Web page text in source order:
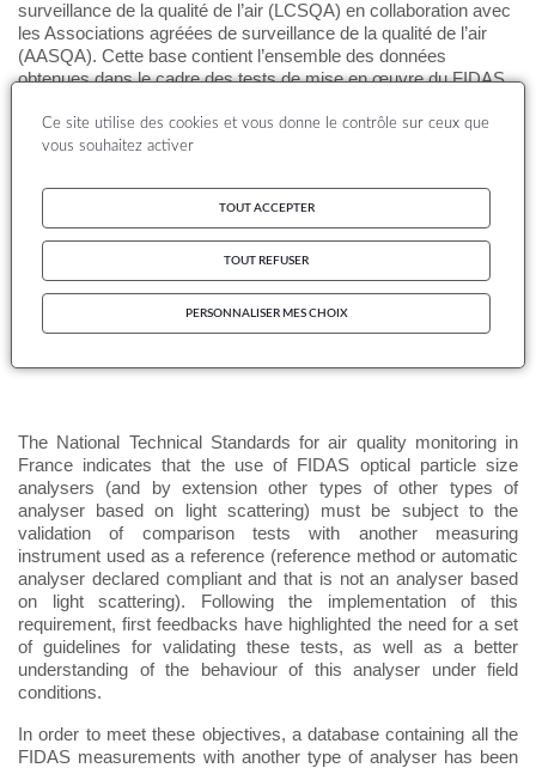
surveillance de la qualité de l’air (LCSQA) en collaboration avec
les Associations agréées de surveillance de la qualité de l’air
(AASQA). Cette base contient l’ensemble des données
obtenues dans le cadre des tests de mise en œuvre du FIDAS
cadre de l’action réglementaire visant à contrôler en continu
l’adéquation des analyseurs automatique à la méthode de
Ce rapport présente une analyse de cette base de données à
l’échelle du territoire national ainsi que la définition d’une
méthode de validation des tests de comparaison réalisés sur un
site de mesure.
The National Technical Standards for air quality monitoring in
France indicates that the use of FIDAS optical particle size
analysers (and by extension other types of other types of
analyser based on light scattering) must be subject to the
validation of comparison tests with another measuring
instrument used as a reference (reference method or automatic
analyser declared compliant and that is not an analyser based
on light scattering). Following the implementation of this
requirement, first feedbacks have highlighted the need for a set
of guidelines for validating these tests, as well as a better
understanding of the behaviour of this analyser under field
conditions.
In order to meet these objectives, a database containing all the
FIDAS measurements with another type of analyser has been
Ce site utilise des cookies et vous donne le contrôle sur ceux que
vous souhaitez activer
TOUT ACCEPTER
TOUT REFUSER
PERSONNALISER MES CHOIX